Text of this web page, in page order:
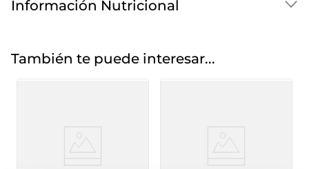
Información Nutricional
También te puede interesar...